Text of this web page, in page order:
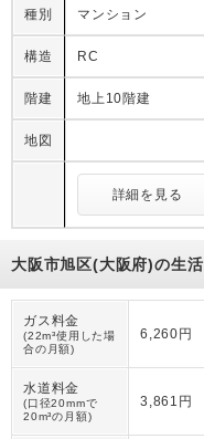
種別 マンション
構造 RC
階建 地上10階建
地図
詳細を見る
大阪市旭区(大阪府)の生活
ガス料金
(22m³使用した場
合の月額)
6,260円
水道料金
(口径20mmで
20m³の月額)
3,861円